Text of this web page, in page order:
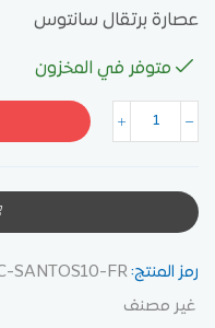
عصارة برتقال سانتوس
متوفر في المخزون
رمز المنتج:SANTOS10-FR
غير مصنف